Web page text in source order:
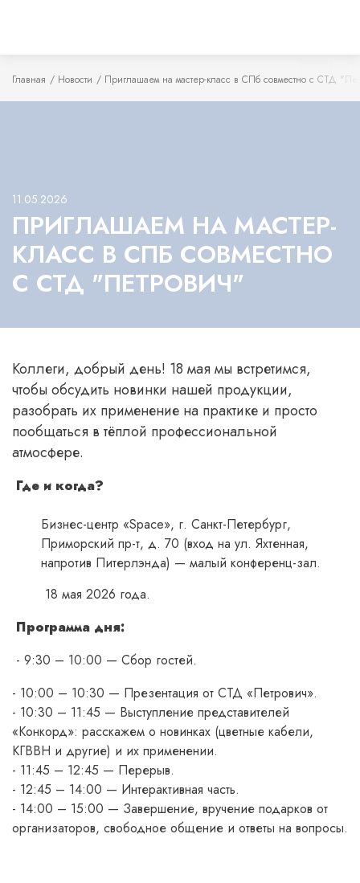
Главная Новости Приглашаем на мастер-класс в СПб совместно с СТД
11.05.2026
ПРИГЛАШАЕМ НА МАСТЕР-
КЛАСС В СПБ СОВМЕСТНО
С СТД "ПЕТРОВИЧ"
Коллеги, добрый день! 18 мая мы встретимся,
чтобы обсудить новинки нашей продукции,
разобрать их применение на практике и просто
пообщаться в тёплой профессиональной
атмосфере.
Где и когда?
Бизнес-центр «Space», г. Санкт-Петербург,
Приморский пр-т, д. 70 (вход на ул. Яхтенная,
напротив Питерлэнда) — малый конференц-зал.
18 мая 2026 года.
Программа дня:
- 9:30 – 10:00 — Сбор гостей.
- 10:00 – 10:30 — Презентация от СТД «Петрович».
- 10:30 – 11:45 — Выступление представителей
«Конкорд»: расскажем о новинках (цветные кабели,
КГВВН и другие) и их применении.
- 11:45 – 12:45 — Перерыв.
- 12:45 – 14:00 — Интерактивная часть.
- 14:00 – 15:00 — Завершение, вручение подарков от
организаторов, свободное общение и ответы на вопросы.